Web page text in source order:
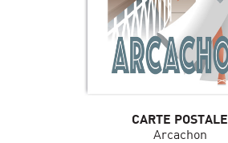
CARTE POSTALE
Arcachon